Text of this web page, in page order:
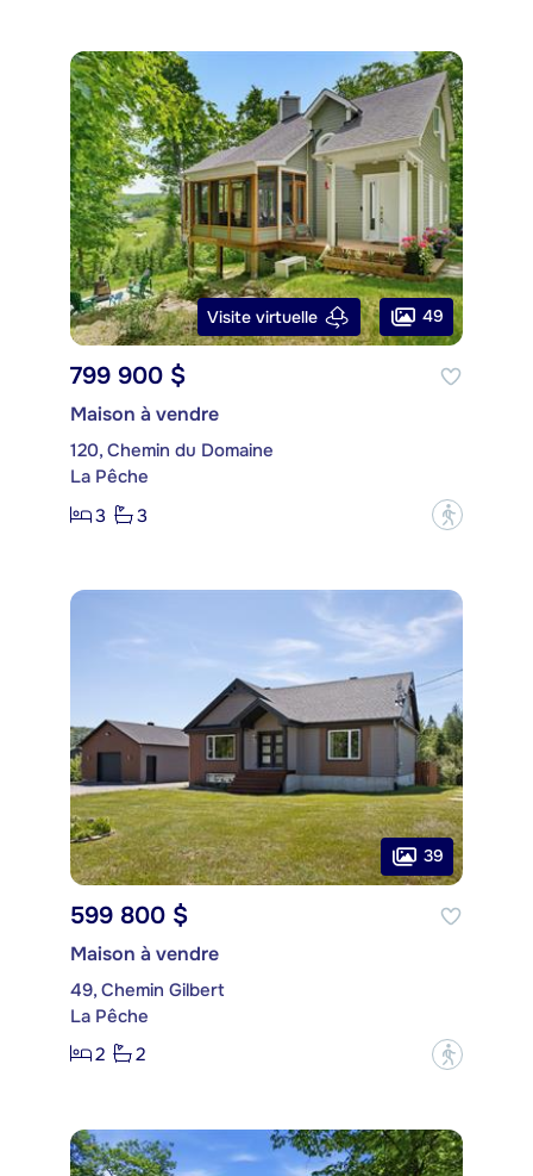
Visite virtuelle 49
799 900 $
Maison à vendre
120, Chemin du Domaine
La Pêche
3
3 ?
39
599 800 $
Maison à vendre
49, Chemin Gilbert
La Pêche
2
2 ?